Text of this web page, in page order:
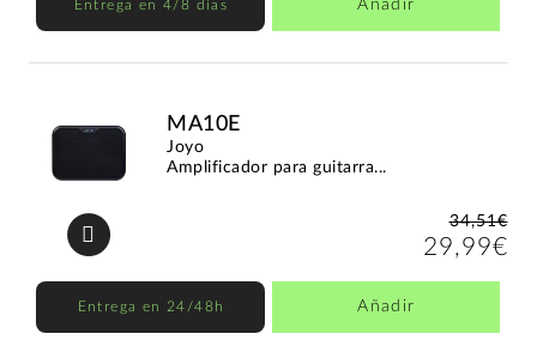
Entrega en 4/8 días Añadir
MA10E
Joyo
Amplificador para guitarra...
34,51€
29,99€
Entrega en 24/48h Añadir